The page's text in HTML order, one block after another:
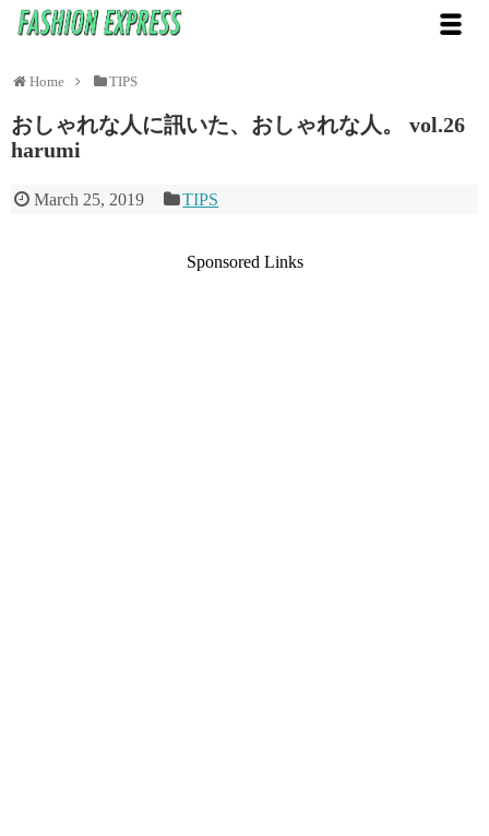
Home TIPS
おしゃれな人に訊いた、おしゃれな人。 vol.26
harumi
March 25, 2019 TIPS
Sponsored Links